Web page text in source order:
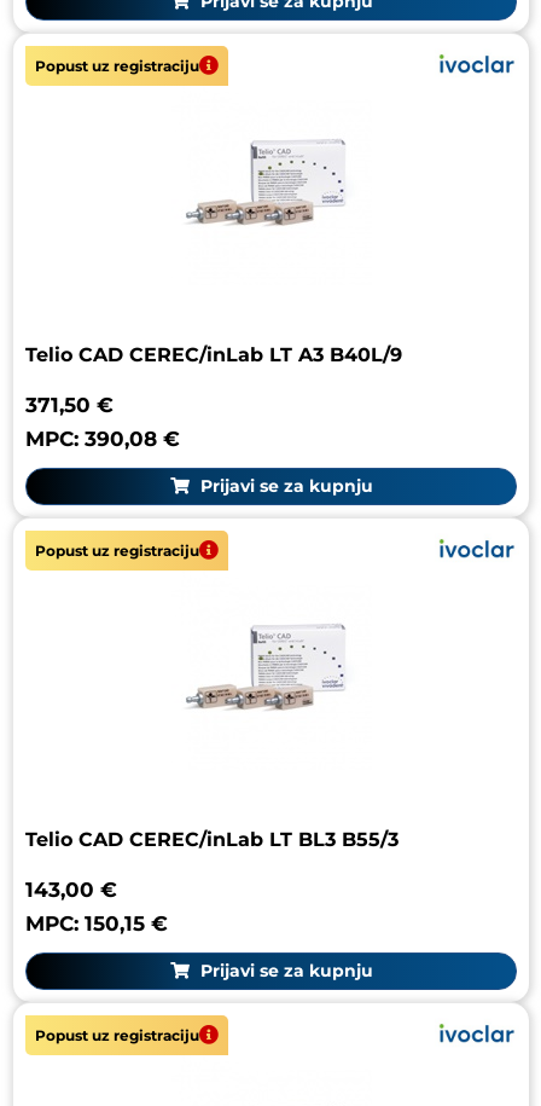
Popust uz registraciju
Telio CAD CEREC/inLab LT A3 B40L/9
371,50 €
MPC: 390,08 €
Prijavi se za kupnju
Popust uz registraciju
Telio CAD CEREC/inLab LT BL3 B55/3
143,00 €
MPC: 150,15 €
Prijavi se za kupnju
Popust uz registraciju